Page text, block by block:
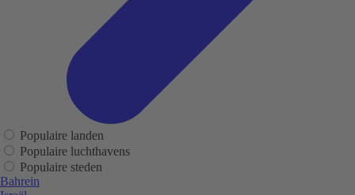
Populaire landen
Populaire luchthavens
Populaire steden
Bahrein